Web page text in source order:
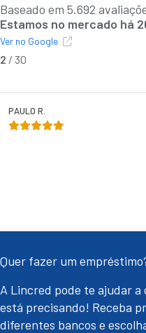
Baseado em 5.692
Estamos no mercado há
Ver no Google
C.
3 / 30
Quer fazer um
A Lincred pode te ajudar
está precisando! Receba
diferentes bancos e